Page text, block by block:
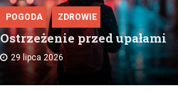
POGODA ZDROWIE
Ostrzeżenie przed upałami
29 lipca 2026